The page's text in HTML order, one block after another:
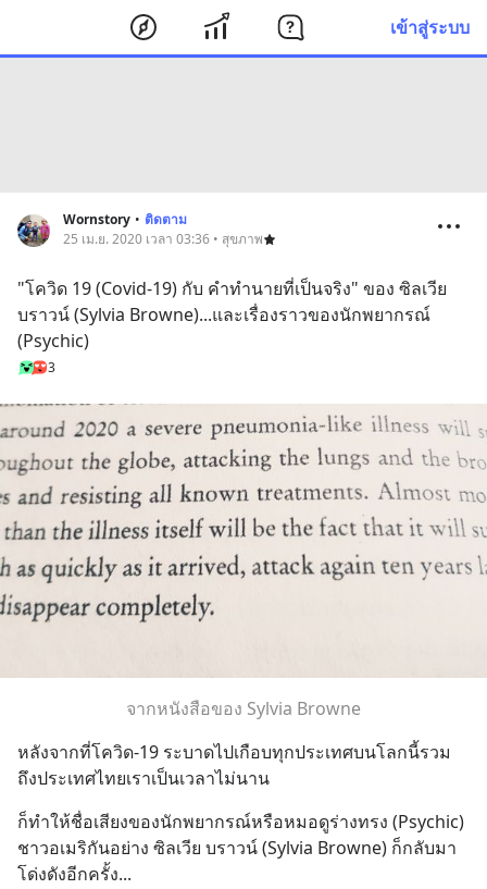
เข้าสู่ระบบ
Wornstory • ติดตาม
25 เม.ย. 2020 เวลา 03:36 • สุขภาพ
"โควิด 19 (Covid-19) กับ คำทำนายที่เป็นจริง" ของ ซิลเวีย
บราวน์ (Sylvia Browne)...และเรื่องราวของนักพยากรณ์
(Psychic)
3
จากหนังสือของ Sylvia Browne
หลังจากที่โควิด-19 ระบาดไปเกือบทุกประเทศบนโลกนี้รวม
ถึงประเทศไทยเราเป็นเวลาไม่นาน
ก็ทำให้ชื่อเสียงของนักพยากรณ์หรือหมอดูร่างทรง (Psychic)
ชาวอเมริกันอย่าง ซิลเวีย บราวน์ (Sylvia Browne) ก็กลับมา
โด่งดังอีกครั้ง...